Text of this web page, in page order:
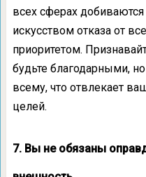
всех сферах
искусством отказа от
приоритетом.
будьте благодарными,
всему, что отвлекает
целей.
7. Вы не обязаны